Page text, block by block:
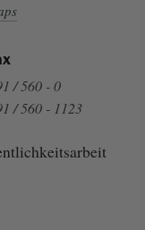
/ 560 - 0
/ 560 - 1123